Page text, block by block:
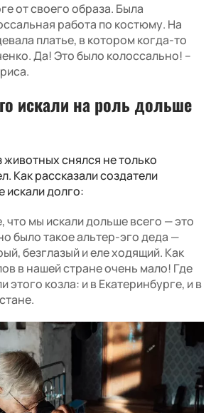
от своего образа. Была
работа по костюму. На
платье, в котором когда-то
Да! Это было колоссально! –
искали на роль дольше
снялся не только
Как рассказали создатели
искали долго:
мы искали дольше всего — это
было такое альтер-эго деда —
безглазый и еле ходящий. Как
в нашей стране очень мало! Где
этого козла: и в Екатеринбурге, и в